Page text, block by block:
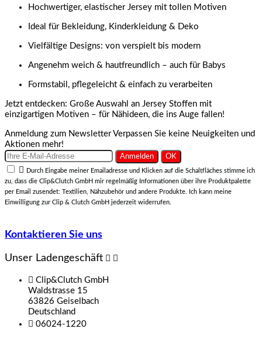
Hochwertiger, elastischer Jersey mit tollen Motiven
Ideal für Bekleidung, Kinderkleidung & Deko
Vielfältige Designs: von verspielt bis modern
Angenehm weich & hautfreundlich – auch für Babys
Formstabil, pflegeleicht & einfach zu verarbeiten
Jetzt entdecken: Große Auswahl an Jersey Stoffen mit
einzigartigen Motiven – für Nähideen, die ins Auge fallen!
Anmeldung zum Newsletter Verpassen Sie keine Neuigkeiten und
Aktionen mehr!

Durch Eingabe meiner Emailadresse und Klicken auf die Schaltfläches stimme ich
zu, dass die Clip&Clutch GmbH mir regelmäßig Informationen über ihre Produktpalette
per Email zusendet: Textilien, Nähzubehör und andere Produkte. Ich kann meine
Einwilligung zur Clip & Clutch GmbH jederzeit widerrufen.
Kontaktieren Sie uns
Unser Ladengeschäft  
 Clip&Clutch GmbH
Waldstrasse 15
63826 Geiselbach
Deutschland
 06024-1220